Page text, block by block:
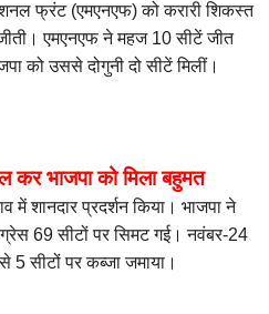
फ्रंट (एमएनएफ) को करारी शिकस्त
एमएनएफ ने महज 10 सीटें जीत
को उससे दोगुनी दो सीटें मिलीं।
भाजपा को मिला बहुमत
में शानदार प्रदर्शन किया। भाजपा ने
69 सीटों पर सिमट गई। नवंबर-24
5 सीटों पर कब्जा जमाया।